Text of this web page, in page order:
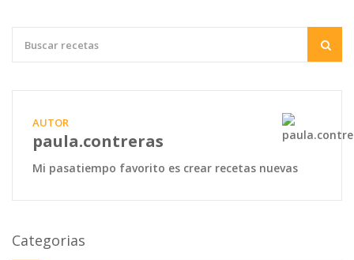
AUTOR
paula.contreras
Mi pasatiempo favorito es crear recetas nuevas
Categorias